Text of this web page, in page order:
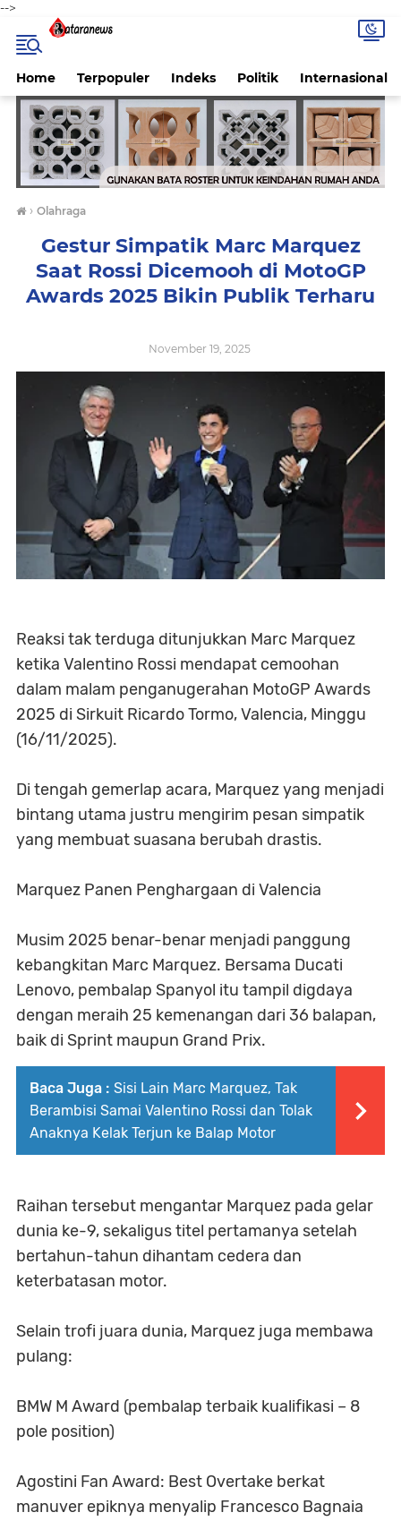
-->
Home Terpopuler Indeks Politik Internasional
› Olahraga
Gestur Simpatik Marc Marquez
Saat Rossi Dicemooh di MotoGP
Awards 2025 Bikin Publik Terharu
November 19, 2025
Reaksi tak terduga ditunjukkan Marc Marquez
ketika Valentino Rossi mendapat cemoohan
dalam malam penganugerahan MotoGP Awards
2025 di Sirkuit Ricardo Tormo, Valencia, Minggu
(16/11/2025).
Di tengah gemerlap acara, Marquez yang menjadi
bintang utama justru mengirim pesan simpatik
yang membuat suasana berubah drastis.
Marquez Panen Penghargaan di Valencia
Musim 2025 benar-benar menjadi panggung
kebangkitan Marc Marquez. Bersama Ducati
Lenovo, pembalap Spanyol itu tampil digdaya
dengan meraih 25 kemenangan dari 36 balapan,
baik di Sprint maupun Grand Prix.
Baca Juga : Sisi Lain Marc Marquez, Tak
Berambisi Samai Valentino Rossi dan Tolak
Anaknya Kelak Terjun ke Balap Motor
Raihan tersebut mengantar Marquez pada gelar
dunia ke-9, sekaligus titel pertamanya setelah
bertahun-tahun dihantam cedera dan
keterbatasan motor.
Selain trofi juara dunia, Marquez juga membawa
pulang:
BMW M Award (pembalap terbaik kualifikasi – 8
pole position)
Agostini Fan Award: Best Overtake berkat
manuver epiknya menyalip Francesco Bagnaia